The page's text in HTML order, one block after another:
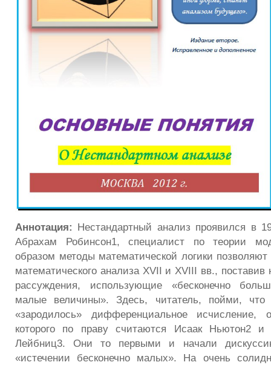
Аннотация: Нестандартный анализ проявился в
Абрахам Робинсон1, специалист по теории
образом методы математической логики позволяют
математического анализа XVII и XVIII вв., поставив
рассуждения, использующие «бесконечно
малые величины». Здесь, читатель, пойми,
«зародилось» дифференциальное исчисление,
которого по праву считаются Исаак Ньютон2 и
Лейбниц3. Они то первыми и начали
«истечении бесконечно малых». На очень